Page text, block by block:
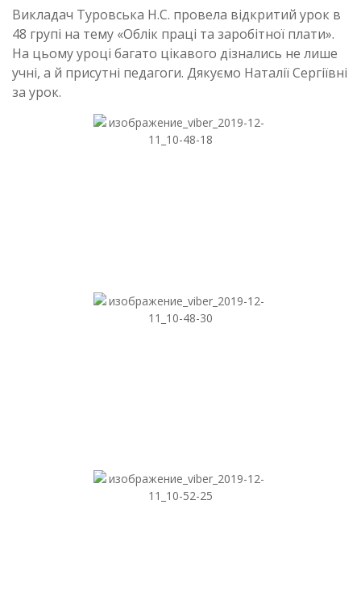
Викладач Туровська Н.С. провела відкритий урок в
48 групі на тему «Облік праці та заробітної плати».
На цьому уроці багато цікавого дізнались не лише
учні, а й присутні педагоги. Дякуємо Наталії Сергіївні
за урок.